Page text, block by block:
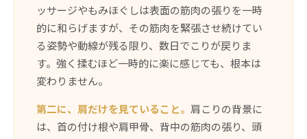
ッサージやもみほぐしは表面の筋肉の張りを一時
的に和らげますが、その筋肉を緊張させ続けてい
る姿勢や動線が残る限り、数日でこりが戻りま
す。強く揉むほど一時的に楽に感じても、根本は
変わりません。
第二に、肩だけを見ていること。 肩こりの背景に
は、首の付け根や肩甲骨、背中の筋肉の張り、頭